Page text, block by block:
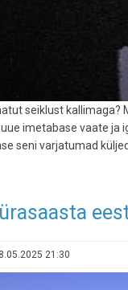
seiklust kallimaga?
imetabase vaate ja
seni varjatumad
21:30